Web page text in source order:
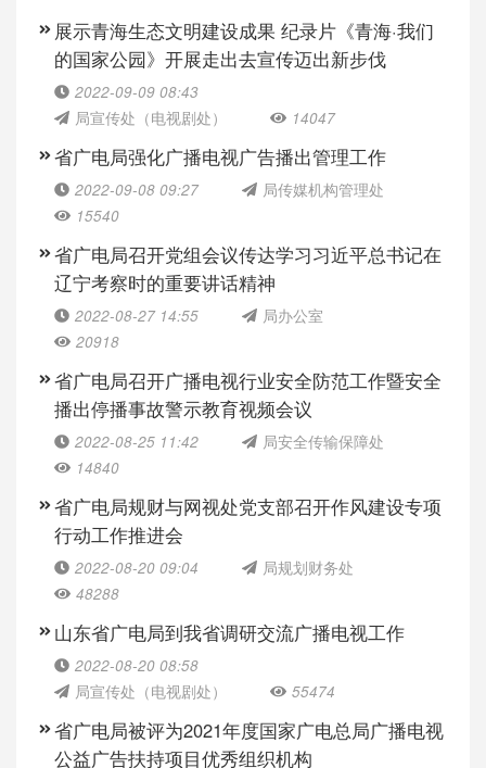
展示青海生态文明建设成果 纪录片《青海·我们
的国家公园》开展走出去宣传迈出新步伐
2022-09-09 08:43
局宣传处（电视剧处）
14047
省广电局强化广播电视广告播出管理工作
2022-09-08 09:27
局传媒机构管理处
15540
省广电局召开党组会议传达学习习近平总书记在
辽宁考察时的重要讲话精神
2022-08-27 14:55
局办公室
20918
省广电局召开广播电视行业安全防范工作暨安全
播出停播事故警示教育视频会议
2022-08-25 11:42
局安全传输保障处
14840
省广电局规财与网视处党支部召开作风建设专项
行动工作推进会
2022-08-20 09:04
局规划财务处
48288
山东省广电局到我省调研交流广播电视工作
2022-08-20 08:58
局宣传处（电视剧处）
55474
省广电局被评为2021年度国家广电总局广播电视
公益广告扶持项目优秀组织机构